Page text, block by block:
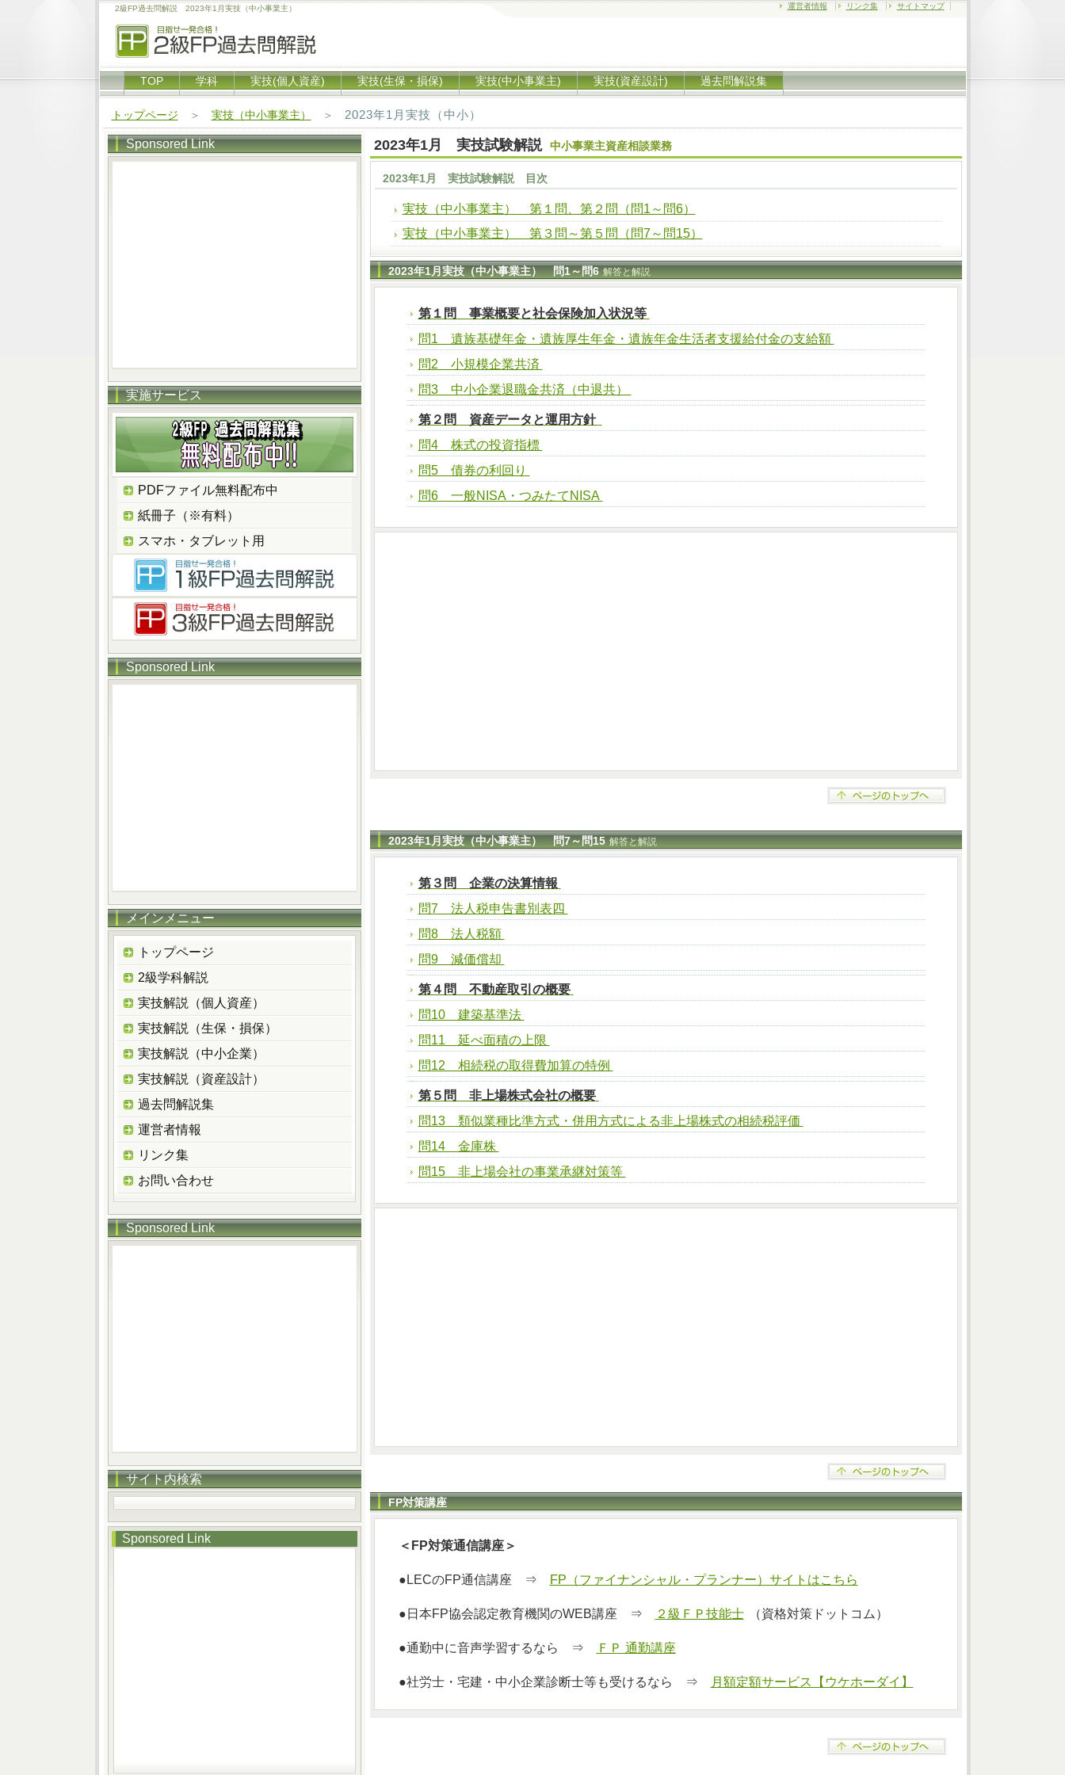
2級FP過去問解説 2023年1月実技（中小事業主） 運営者情報 リンク集 サイトマップ
TOP 学科 実技(個人資産) 実技(生保・損保) 実技(中小事業主) 実技(資産設計) 過去問解説集
トップページ ＞ 実技（中小事業主） ＞ 2023年1月実技（中小）
2023年1月 実技試験解説 中小事業主資産相談業務
2023年1月 実技試験解説 目次
実技（中小事業主） 第１問、第２問（問1～問6）
実技（中小事業主） 第３問～第５問（問7～問15）
2023年1月実技（中小事業主） 問1～問6 解答と解説
第１問 事業概要と社会保険加入状況等
問1 遺族基礎年金・遺族厚生年金・遺族年金生活者支援給付金の支給額
問2 小規模企業共済
問3 中小企業退職金共済（中退共）
第２問 資産データと運用方針
問4 株式の投資指標
問5 債券の利回り
問6 一般NISA・つみたてNISA
2023年1月実技（中小事業主） 問7～問15 解答と解説
第３問 企業の決算情報
問7 法人税申告書別表四
問8 法人税額
問9 減価償却
第４問 不動産取引の概要
問10 建築基準法
問11 延べ面積の上限
問12 相続税の取得費加算の特例
第５問 非上場株式会社の概要
問13 類似業種比準方式・併用方式による非上場株式の相続税評価
問14 金庫株
問15 非上場会社の事業承継対策等
FP対策講座
＜FP対策通信講座＞
●LECのFP通信講座 ⇒ FP（ファイナンシャル・プランナー）サイトはこちら
●日本FP協会認定教育機関のWEB講座 ⇒ ２級ＦＰ技能士 （資格対策ドットコム）
●通勤中に音声学習するなら ⇒ ＦＰ 通勤講座
●社労士・宅建・中小企業診断士等も受けるなら ⇒ 月額定額サービス【ウケホーダイ】
Sponsored Link
実施サービス
PDFファイル無料配布中
紙冊子（※有料）
スマホ・タブレット用
Sponsored Link
メインメニュー
トップページ
2級学科解説
実技解説（個人資産）
実技解説（生保・損保）
実技解説（中小企業）
実技解説（資産設計）
過去問解説集
運営者情報
リンク集
お問い合わせ
Sponsored Link
サイト内検索
Sponsored Link